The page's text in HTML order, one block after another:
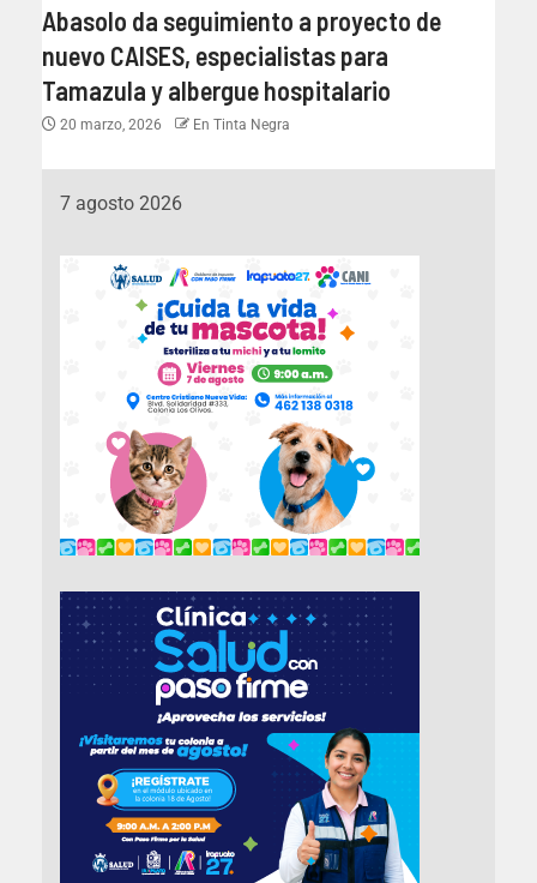
Abasolo da seguimiento a proyecto de
nuevo CAISES, especialistas para
Tamazula y albergue hospitalario
20 marzo, 2026 En Tinta Negra
7 agosto 2026